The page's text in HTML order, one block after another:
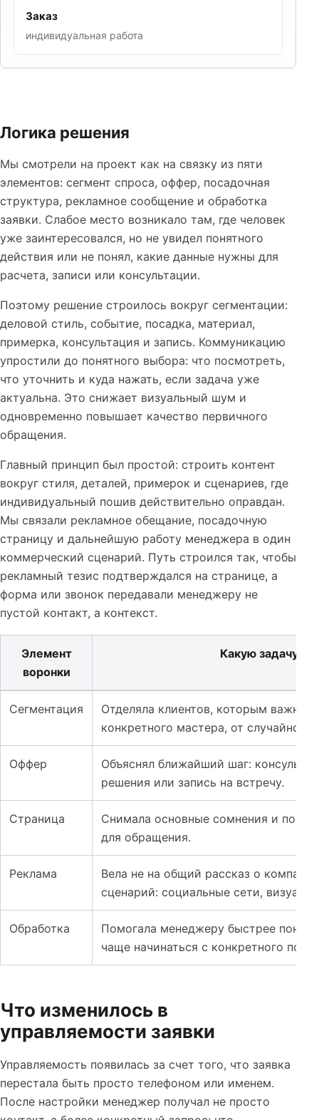
Заказ
индивидуальная работа
Логика решения
Мы смотрели на проект как на связку из пяти
элементов: сегмент спроса, оффер, посадочная
структура, рекламное сообщение и обработка
заявки. Слабое место возникало там, где человек
уже заинтересовался, но не увидел понятного
действия или не понял, какие данные нужны для
расчета, записи или консультации.
Поэтому решение строилось вокруг сегментации:
деловой стиль, событие, посадка, материал,
примерка, консультация и запись. Коммуникацию
упростили до понятного выбора: что посмотреть,
что уточнить и куда нажать, если задача уже
актуальна. Это снижает визуальный шум и
одновременно повышает качество первичного
обращения.
Главный принцип был простой: строить контент
вокруг стиля, деталей, примерок и сценариев, где
индивидуальный пошив действительно оправдан.
Мы связали рекламное обещание, посадочную
страницу и дальнейшую работу менеджера в один
коммерческий сценарий. Путь строился так, чтобы
рекламный тезис подтверждался на странице, а
форма или звонок передавали менеджеру не
пустой контакт, а контекст.
Элемент
воронки
Какую задачу
Сегментация
Отделяла клиентов, которым важны
конкретного мастера, от случайного
Оффер
Объяснял ближайший шаг:
решения или запись на встречу.
Страница
Снимала основные сомнения и
для обращения.
Реклама
Вела не на общий рассказ о
сценарий: социальные сети,
Обработка
Помогала менеджеру быстрее
чаще начинаться с конкретного
Что изменилось в
управляемости заявки
Управляемость появилась за счет того, что заявка
перестала быть просто телефоном или именем.
После настройки менеджер получал не просто